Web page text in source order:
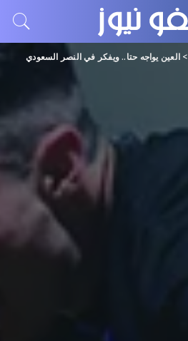
> العين يواجه حتا.. ويفكر في النصر السعودي